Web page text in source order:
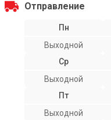
Отправление
Пн
Выходной
Ср
Выходной
Пт
Выходной